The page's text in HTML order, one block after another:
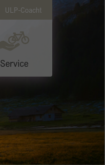
ULP-Coacht
Service